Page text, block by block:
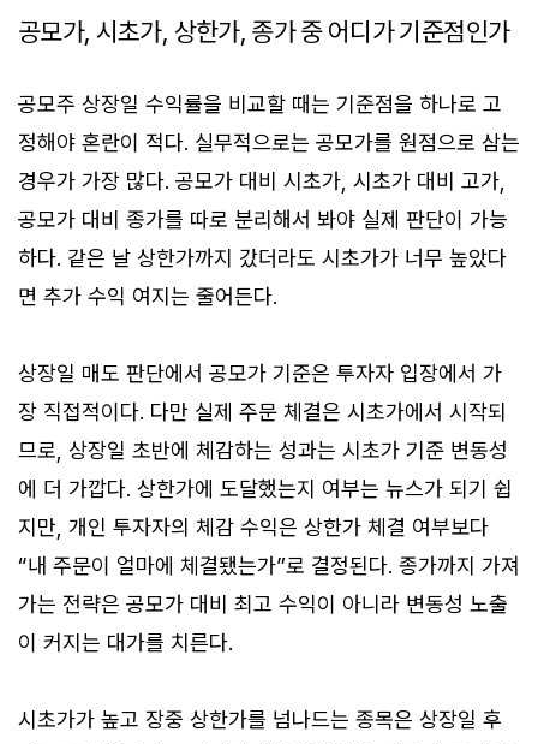
공모가, 시초가, 상한가, 종가 중 어디가 기준점인가
공모주 상장일 수익률을 비교할 때는 기준점을 하나로 고
정해야 혼란이 적다. 실무적으로는 공모가를 원점으로 삼는
경우가 가장 많다. 공모가 대비 시초가, 시초가 대비 고가,
공모가 대비 종가를 따로 분리해서 봐야 실제 판단이 가능
하다. 같은 날 상한가까지 갔더라도 시초가가 너무 높았다
면 추가 수익 여지는 줄어든다.
상장일 매도 판단에서 공모가 기준은 투자자 입장에서 가
장 직접적이다. 다만 실제 주문 체결은 시초가에서 시작되
므로, 상장일 초반에 체감하는 성과는 시초가 기준 변동성
에 더 가깝다. 상한가에 도달했는지 여부는 뉴스가 되기 쉽
지만, 개인 투자자의 체감 수익은 상한가 체결 여부보다
“내 주문이 얼마에 체결됐는가”로 결정된다. 종가까지 가져
가는 전략은 공모가 대비 최고 수익이 아니라 변동성 노출
이 커지는 대가를 치른다.
시초가가 높고 장중 상한가를 넘나드는 종목은 상장일 후